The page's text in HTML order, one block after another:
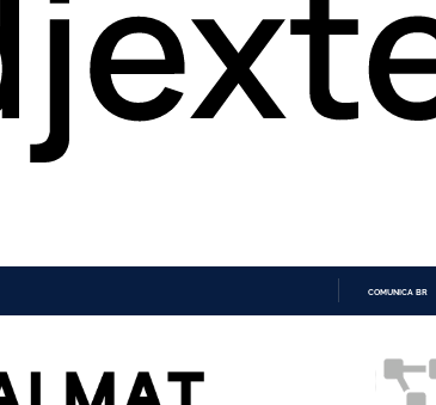
COMUNICA BR